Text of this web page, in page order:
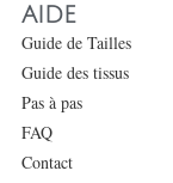
AIDE
Guide de Tailles
Guide des tissus
Pas à pas
FAQ
Contact